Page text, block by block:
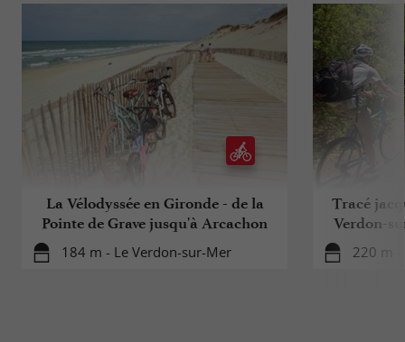
La Vélodyssée en Gironde - de la
Pointe de Grave jusqu'à Arcachon
184 m - Le Verdon-sur-Mer
Tracé
Verdon-
220 m -